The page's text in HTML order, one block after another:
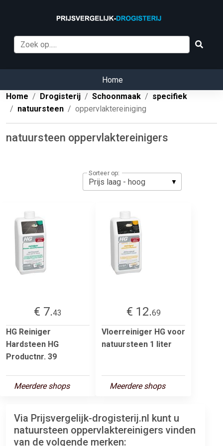
Home
Home
Drogisterij Schoonmaak
specifiek
natuursteen
oppervlaktereiniging
natuursteen oppervlaktereinigers
Sorteer op:
€ 7.43
HG Reiniger
Hardsteen HG
Productnr. 39
Meerdere shops
€ 12.69
Vloerreiniger HG voor
natuursteen 1 liter
Meerdere shops
Via Prijsvergelijk-drogisterij.nl kunt u
natuursteen oppervlaktereinigers vinden
van de volgende merken: